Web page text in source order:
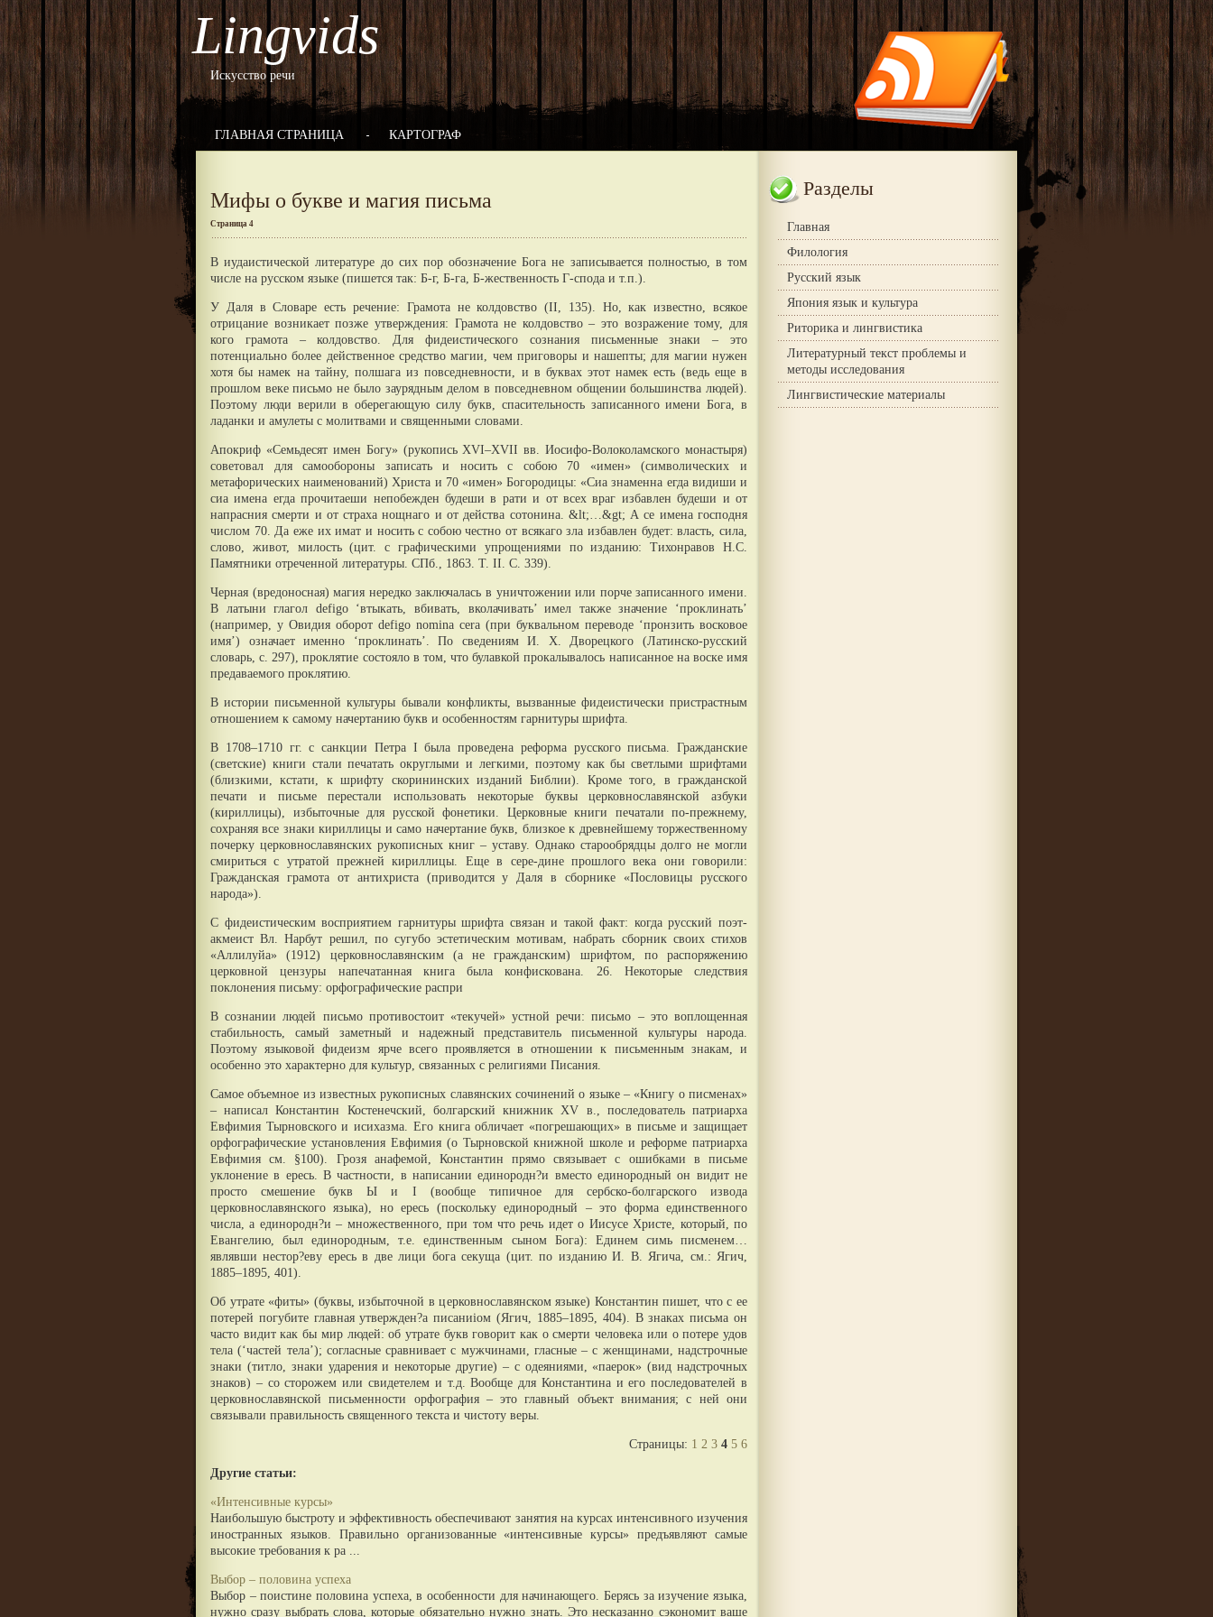
Lingvids
Искусство речи
ГЛАВНАЯ СТРАНИЦА КАРТОГРАФ
Мифы о букве и магия письма
Страница 4
В иудаистической литературе до сих пор обозначение Бога не записывается полностью, в том
числе на русском языке (пишется так: Б-г, Б-га, Б-жественность Г-спода и т.п.).
У Даля в Словаре есть речение: Грамота не колдовство (II, 135). Но, как известно, всякое
отрицание возникает позже утверждения: Грамота не колдовство – это возражение тому, для
кого грамота – колдовство. Для фидеистического сознания письменные знаки – это
потенциально более действенное средство магии, чем приговоры и нашепты; для магии нужен
хотя бы намек на тайну, полшага из повседневности, и в буквах этот намек есть (ведь еще в
прошлом веке письмо не было заурядным делом в повседневном общении большинства людей).
Поэтому люди верили в оберегающую силу букв, спасительность записанного имени Бога, в
ладанки и амулеты с молитвами и священными словами.
Апокриф «Семьдесят имен Богу» (рукопись XVI–XVII вв. Иосифо-Волоколамского монастыря)
советовал для самообороны записать и носить с собою 70 «имен» (символических и
метафорических наименований) Христа и 70 «имен» Богородицы: «Сиа знаменна егда видиши и
сиа имена егда прочитаеши непобежден будеши в рати и от всех враг избавлен будеши и от
напрасния смерти и от страха нощнаго и от действа сотонина. &lt;…&gt; А се имена господня
числом 70. Да еже их имат и носить с собою честно от всякаго зла избавлен будет: власть, сила,
слово, живот, милость (цит. с графическими упрощениями по изданию: Тихонравов Н.С.
Памятники отреченной литературы. СПб., 1863. Т. II. С. 339).
Черная (вредоносная) магия нередко заключалась в уничтожении или порче записанного имени.
В латыни глагол defigo ‘втыкать, вбивать, вколачивать’ имел также значение ‘проклинать’
(например, у Овидия оборот defigo nomina cera (при буквальном переводе ‘пронзить восковое
имя’) означает именно ‘проклинать’. По сведениям И. X. Дворецкого (Латинско-русский
словарь, с. 297), проклятие состояло в том, что булавкой прокалывалось написанное на воске имя
предаваемого проклятию.
В истории письменной культуры бывали конфликты, вызванные фидеистически пристрастным
отношением к самому начертанию букв и особенностям гарнитуры шрифта.
В 1708–1710 гг. с санкции Петра I была проведена реформа русского письма. Гражданские
(светские) книги стали печатать округлыми и легкими, поэтому как бы светлыми шрифтами
(близкими, кстати, к шрифту скорининских изданий Библии). Кроме того, в гражданской
печати и письме перестали использовать некоторые буквы церковнославянской азбуки
(кириллицы), избыточные для русской фонетики. Церковные книги печатали по-прежнему,
сохраняя все знаки кириллицы и само начертание букв, близкое к древнейшему торжественному
почерку церковнославянских рукописных книг – уставу. Однако старообрядцы долго не могли
смириться с утратой прежней кириллицы. Еще в сере-дине прошлого века они говорили:
Гражданская грамота от антихриста (приводится у Даля в сборнике «Пословицы русского
народа»).
С фидеистическим восприятием гарнитуры шрифта связан и такой факт: когда русский поэт-
акмеист Вл. Нарбут решил, по сугубо эстетическим мотивам, набрать сборник своих стихов
«Аллилуйа» (1912) церковнославянским (а не гражданским) шрифтом, по распоряжению
церковной цензуры напечатанная книга была конфискована. 26. Некоторые следствия
поклонения письму: орфографические распри
В сознании людей письмо противостоит «текучей» устной речи: письмо – это воплощенная
стабильность, самый заметный и надежный представитель письменной культуры народа.
Поэтому языковой фидеизм ярче всего проявляется в отношении к письменным знакам, и
особенно это характерно для культур, связанных с религиями Писания.
Самое объемное из известных рукописных славянских сочинений о языке – «Книгу о писменах»
– написал Константин Костенечский, болгарский книжник XV в., последователь патриарха
Евфимия Тырновского и исихазма. Его книга обличает «погрешающих» в письме и защищает
орфографические установления Евфимия (о Тырновской книжной школе и реформе патриарха
Евфимия см. §100). Грозя анафемой, Константин прямо связывает с ошибками в письме
уклонение в ересь. В частности, в написании единородн?и вместо единородный он видит не
просто смешение букв Ы и I (вообще типичное для сербско-болгарского извода
церковнославянского языка), но ересь (поскольку единородный – это форма единственного
числа, а единородн?и – множественного, при том что речь идет о Иисусе Христе, который, по
Евангелию, был единородным, т.е. единственным сыном Бога): Единем симь писменем…
являвши нестор?еву ересь в две лици бога секуща (цит. по изданию И. В. Ягича, см.: Ягич,
1885–1895, 401).
Об утрате «фиты» (буквы, избыточной в церковнославянском языке) Константин пишет, что с ее
потерей погубите главная утвержден?а писаниiом (Ягич, 1885–1895, 404). В знаках письма он
часто видит как бы мир людей: об утрате букв говорит как о смерти человека или о потере удов
тела (‘частей тела’); согласные сравнивает с мужчинами, гласные – с женщинами, надстрочные
знаки (титло, знаки ударения и некоторые другие) – с одеяниями, «паерок» (вид надстрочных
знаков) – со сторожем или свидетелем и т.д. Вообще для Константина и его последователей в
церковнославянской письменности орфография – это главный объект внимания; с ней они
связывали правильность священного текста и чистоту веры.
Страницы: 1 2 3 4 5 6
Другие статьи:
«Интенсивные курсы»
Наибольшую быстроту и эффективность обеспечивают занятия на курсах интенсивного изучения
иностранных языков. Правильно организованные «интенсивные курсы» предъявляют самые
высокие требования к ра ...
Выбор – половина успеха
Выбор – поистине половина успеха, в особенности для начинающего. Берясь за изучение языка,
нужно сразу выбрать слова, которые обязательно нужно знать. Это несказанно сэкономит ваше
Разделы
Главная
Филология
Русский язык
Япония язык и культура
Риторика и лингвистика
Литературный текст проблемы и
методы исследования
Лингвистические материалы